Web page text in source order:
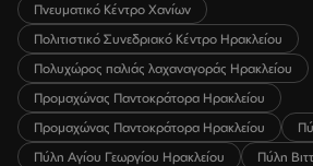
Πνευματικό Κέντρο Χανίων
Πολιτιστικό Συνεδριακό Κέντρο Ηρακλείου
Πολυχώρος παλιάς λαχαναγοράς Ηρακλείου
Προμαχώνας Παντοκράτορα Ηρακλείου
Προμαχώνας Παντοκράτορα Ηρακλείου
Πύλη Αγίου Γεωργίου Ηρακλείου
Πύλη